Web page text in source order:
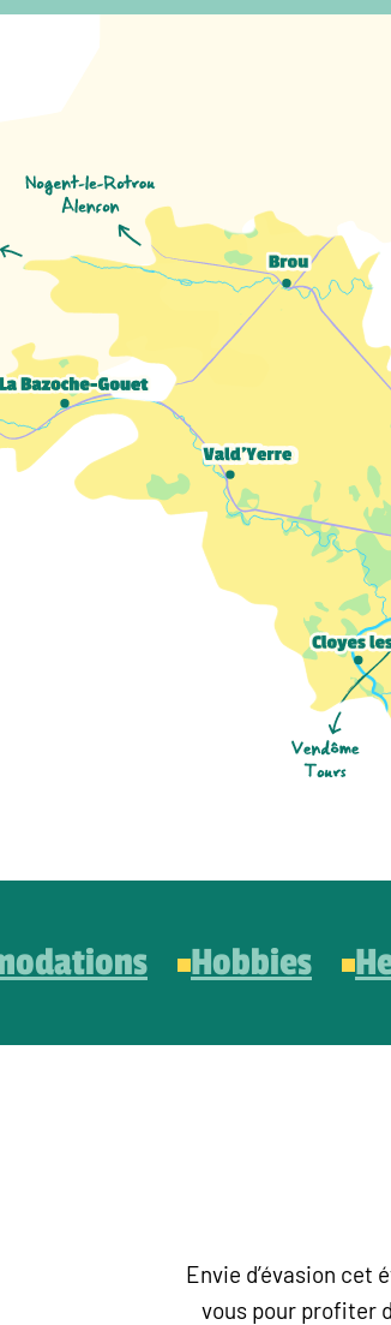
Hobbies
Envie d’évasion cet
vous pour profiter